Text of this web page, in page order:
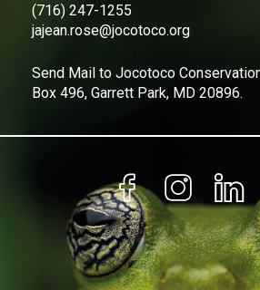
(716) 247-1255
jajean.rose@jocotoco.org
Send Mail to Jocotoco Conservation
Box 496, Garrett Park, MD 20896.